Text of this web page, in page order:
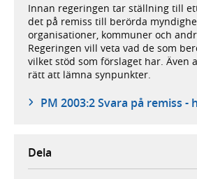
Innan regeringen tar ställning till
det på remiss till berörda
organisationer, kommuner och
Regeringen vill veta vad de som
vilket stöd som förslaget har. Även
rätt att lämna synpunkter.
PM 2003:2 Svara på remiss
Dela